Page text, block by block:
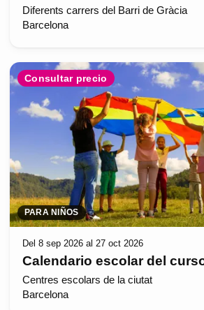
Diferents carrers del Barri de Gràcia
Barcelona
Consultar precio
PARA NIÑOS
Del 8 sep 2026 al 27 oct 2026
Calendario escolar del
Centres escolars de la ciutat
Barcelona